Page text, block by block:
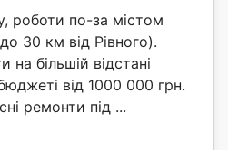
роботи по-за містом
30 км від Рівного).
більшій відстані
від 1000 000 грн.
ремонти під ...